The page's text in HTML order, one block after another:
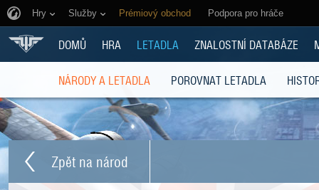
Hry Služby Prémiový obchod Podpora pro hráče
DOMŮ HRA LETADLA ZNALOSTNÍ DATABÁZE
NÁRODY A LETADLA POROVNAT LETADLA
Zpět na národ